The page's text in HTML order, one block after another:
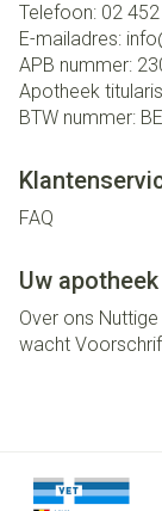
Telefoon: 02
E-mailadres:
APB nummer:
Apotheek
BTW nummer:
FAQ
Uw apotheek
Over ons Nuttige
wacht